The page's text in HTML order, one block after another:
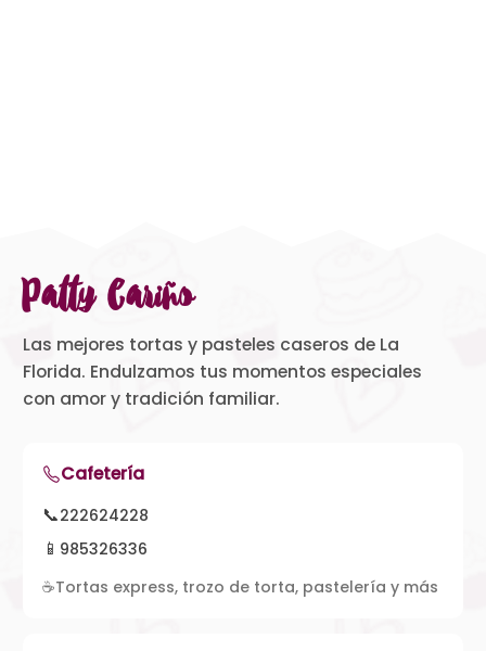
Patty Cariño
Las mejores tortas y pasteles caseros de La
Florida. Endulzamos tus momentos especiales
con amor y tradición familiar.
Cafetería
📞222624228
📱 985326336
☕Tortas express, trozo de torta, pastelería y más